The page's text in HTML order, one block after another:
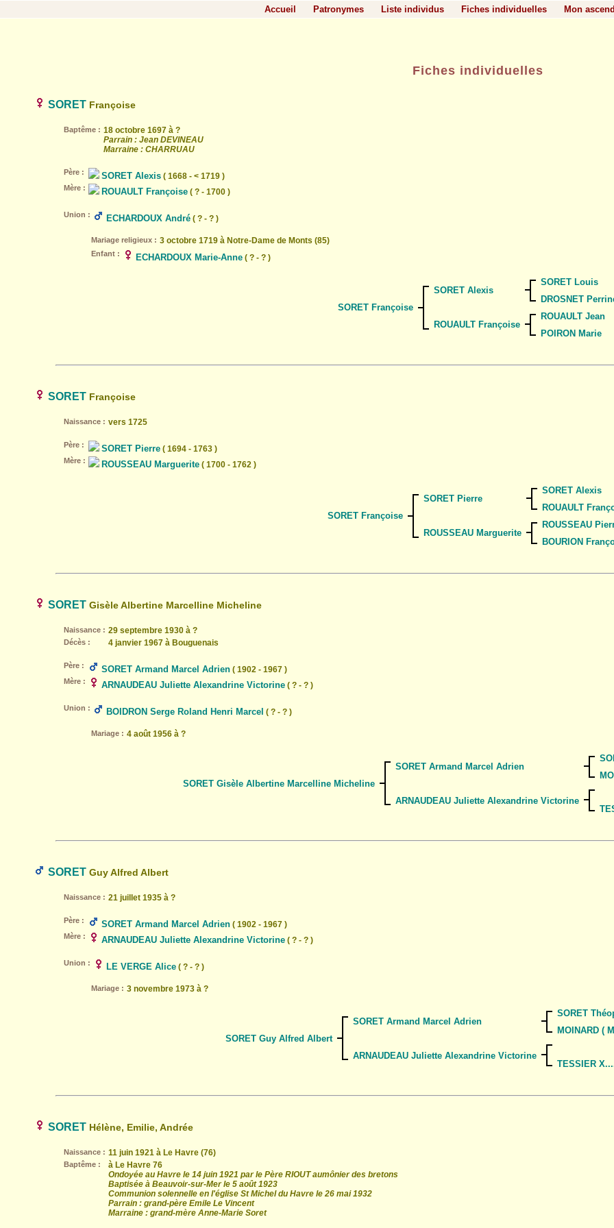
Accueil Patronymes Liste individus Fiches individuelles Mon
Fiches individuelles
SORET Françoise
Baptême : 18 octobre 1697 à ?
Parrain : Jean DEVINEAU
Marraine : CHARRUAU
Père : SORET Alexis ( 1668 - < 1719 )
Mère : ROUAULT Françoise ( ? - 1700 )
Union : ECHARDOUX André ( ? - ? )
Mariage religieux : 3 octobre 1719 à Notre-Dame de Monts (85)
Enfant : ECHARDOUX Marie-Anne ( ? - ? )
SORET Françoise
SORET Alexis
SORET Louis
DROSNET
ROUAULT Françoise
ROUAULT Jean
POIRON Marie
SORET Françoise
Naissance : vers 1725
Père : SORET Pierre ( 1694 - 1763 )
Mère : ROUSSEAU Marguerite ( 1700 - 1762 )
SORET Françoise
SORET Pierre
SORET Alexis
ROUAULT
ROUSSEAU Marguerite
ROUSSEAU
BOURION
SORET Gisèle Albertine Marcelline Micheline
Naissance : 29 septembre 1930 à ?
Décès : 4 janvier 1967 à Bouguenais
Père : SORET Armand Marcel Adrien ( 1902 - 1967 )
Mère : ARNAUDEAU Juliette Alexandrine Victorine ( ? - ? )
Union : BOIDRON Serge Roland Henri Marcel ( ? - ? )
Mariage : 4 août 1956 à ?
SORET Gisèle Albertine Marcelline Micheline
SORET Armand Marcel Adrien
ARNAUDEAU Juliette Alexandrine Victorine
SORET Guy Alfred Albert
Naissance : 21 juillet 1935 à ?
Père : SORET Armand Marcel Adrien ( 1902 - 1967 )
Mère : ARNAUDEAU Juliette Alexandrine Victorine ( ? - ? )
Union : LE VERGE Alice ( ? - ? )
Mariage : 3 novembre 1973 à ?
SORET Guy Alfred Albert
SORET Armand Marcel Adrien
SORET
MOINARD (
ARNAUDEAU Juliette Alexandrine Victorine
TESSIER
SORET Hélène, Emilie, Andrée
Naissance : 11 juin 1921 à Le Havre (76)
Baptême :
à Le Havre 76
Ondoyée au Havre le 14 juin 1921 par le Père RIOUT aumônier des bretons
Baptisée à Beauvoir-sur-Mer le 5 août 1923
Communion solennelle en l'église St Michel du Havre le 26 mai 1932
Parrain : grand-père Emile Le Vincent
Marraine : grand-mère Anne-Marie Soret